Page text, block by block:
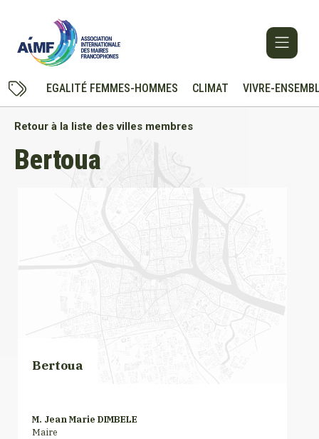
EGALITÉ FEMMES-HOMMES CLIMAT VIVRE-
Retour à la liste des villes membres
Bertoua
Bertoua
M. Jean Marie DIMBELE
Maire